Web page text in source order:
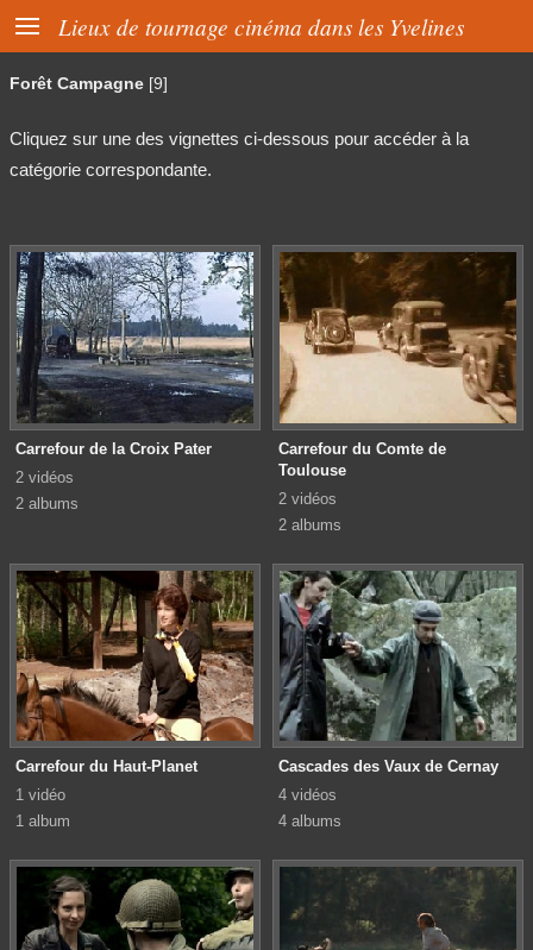
 Lieux de tournage cinéma dans les Yvelines
Forêt Campagne [9]
Cliquez sur une des vignettes ci-dessous pour accéder à la
catégorie correspondante.
Carrefour de la Croix Pater
2 vidéos
2 albums
Carrefour du Comte de
Toulouse
2 vidéos
2 albums
Carrefour du Haut-Planet
1 vidéo
1 album
Cascades des Vaux de Cernay
4 vidéos
4 albums